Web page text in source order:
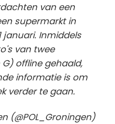
van een
supermarkt in
januari. Inmiddels
van twee
offline gehaald,
informatie is om
verder te gaan.
(@POL_Groningen)